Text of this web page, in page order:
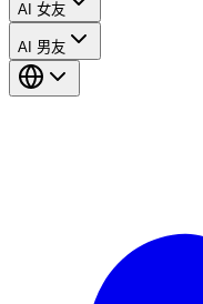
AI 女友
AI 男友